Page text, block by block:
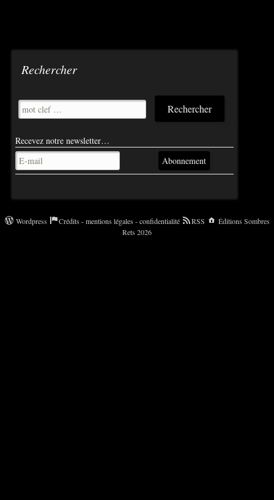
articles
Rechercher
Recevez notre newsletter…
Abonnement
Wordpress Crédits - mentions légales - confidentialité RSS
Éditions Sombres
Rets 2026